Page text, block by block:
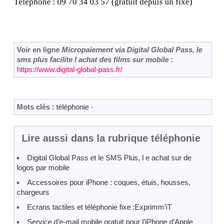
Téléphone : 09 70 34 03 57 (gratuit depuis un fixe)
Voir en ligne Micropaiement via Digital Global Pass, le
sms plus facilite l achat des films sur mobile :
https://www.digital-global-pass.fr/
Mots clés : téléphonie -
Lire aussi dans la rubrique téléphonie
Digital Global Pass et le SMS Plus, l e achat sur de
logos par mobile
Accessoires pour iPhone : coques, étuis, housses,
chargeurs
Ecrans tactiles et téléphonie fixe :Exprimm’iT
Service d’e-mail mobile gratuit pour l’iPhone d’Apple